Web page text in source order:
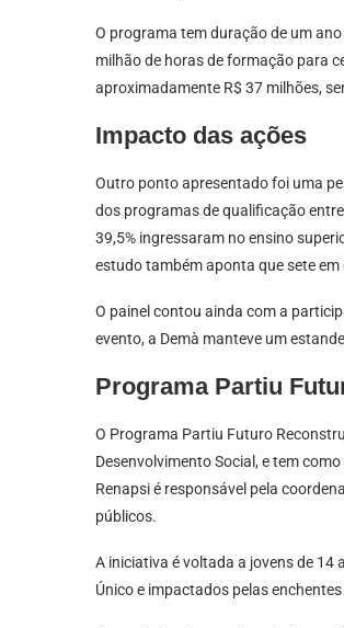
O programa tem duração de um
milhão de horas de formação para
aproximadamente R$ 37 milhões,
Impacto das ações
Outro ponto apresentado foi uma
dos programas de qualificação
39,5% ingressaram no ensino
estudo também aponta que sete
O painel contou ainda com a
evento, a Demà manteve um
Programa Partiu
O Programa Partiu Futuro
Desenvolvimento Social, e tem
Renapsi é responsável pela
públicos.
A iniciativa é voltada a jovens de 14
Único e impactados pelas